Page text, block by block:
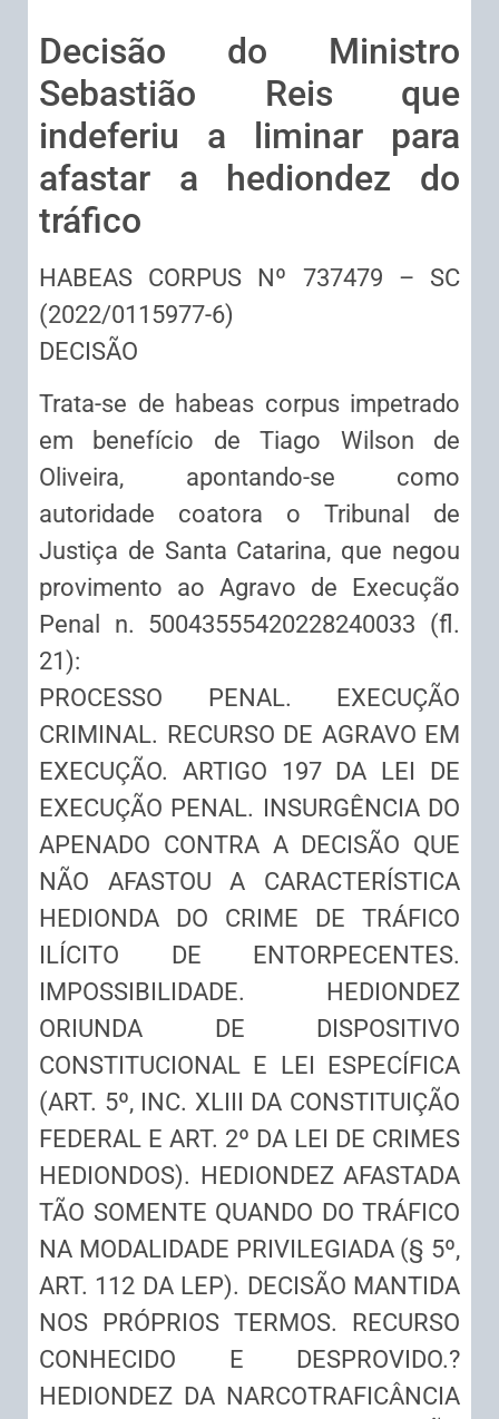
Decisão do Ministro
Sebastião Reis que
indeferiu a liminar para
afastar a hediondez do
tráfico
HABEAS CORPUS Nº 737479 – SC
(2022/0115977-6)
DECISÃO
Trata-se de habeas corpus impetrado
em benefício de Tiago Wilson de
Oliveira, apontando-se como
autoridade coatora o Tribunal de
Justiça de Santa Catarina, que negou
provimento ao Agravo de Execução
Penal n. 50043555420228240033 (fl.
21):
PROCESSO PENAL. EXECUÇÃO
CRIMINAL. RECURSO DE AGRAVO EM
EXECUÇÃO. ARTIGO 197 DA LEI DE
EXECUÇÃO PENAL. INSURGÊNCIA DO
APENADO CONTRA A DECISÃO QUE
NÃO AFASTOU A CARACTERÍSTICA
HEDIONDA DO CRIME DE TRÁFICO
ILÍCITO DE ENTORPECENTES.
IMPOSSIBILIDADE. HEDIONDEZ
ORIUNDA DE DISPOSITIVO
CONSTITUCIONAL E LEI ESPECÍFICA
(ART. 5º, INC. XLIII DA CONSTITUIÇÃO
FEDERAL E ART. 2º DA LEI DE CRIMES
HEDIONDOS). HEDIONDEZ AFASTADA
TÃO SOMENTE QUANDO DO TRÁFICO
NA MODALIDADE PRIVILEGIADA (§ 5º,
ART. 112 DA LEP). DECISÃO MANTIDA
NOS PRÓPRIOS TERMOS. RECURSO
CONHECIDO E DESPROVIDO.?
HEDIONDEZ DA NARCOTRAFICÂNCIA